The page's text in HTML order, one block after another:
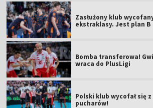
Zasłużony klub
ekstraklasy. Jest plan B
Bomba transferowa!
wraca do PlusLigi
Polski klub wycofał się
pucharów!